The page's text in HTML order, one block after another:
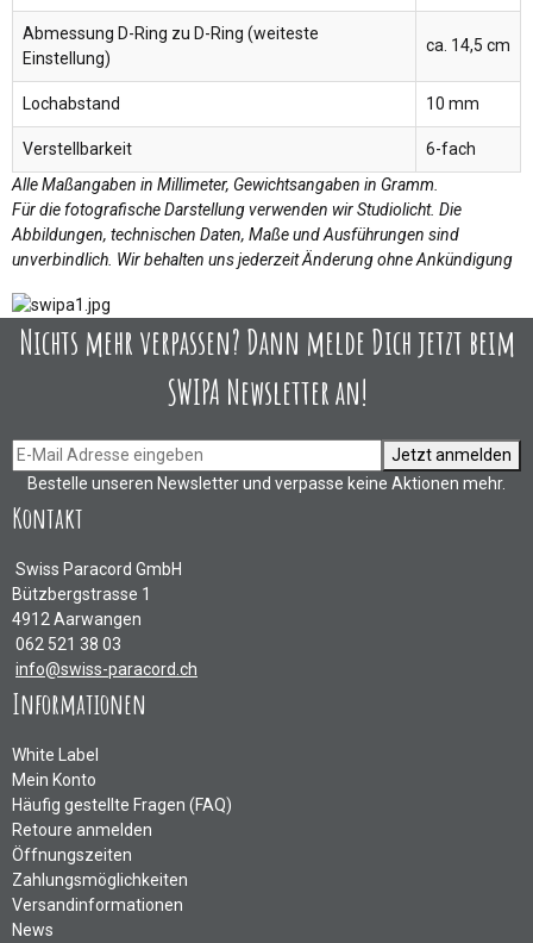
Abmessung D-Ring zu D-Ring (weiteste
Einstellung)
ca. 14,5 cm
Lochabstand 10 mm
Verstellbarkeit
6-fach
Alle Maßangaben in Millimeter, Gewichtsangaben in Gramm.
Für die fotografische Darstellung verwenden wir Studiolicht. Die
Abbildungen, technischen Daten, Maße und Ausführungen sind
unverbindlich. Wir behalten uns jederzeit Änderung ohne Ankündigung
Nichts mehr verpassen? Dann melde Dich jetzt beim
SWIPA Newsletter an!
Jetzt anmelden
Bestelle unseren Newsletter und verpasse keine Aktionen mehr.
Kontakt
Swiss Paracord GmbH
Bützbergstrasse 1
4912 Aarwangen
062 521 38 03
info@swiss-paracord.ch
Informationen
White Label
Mein Konto
Häufig gestellte Fragen (FAQ)
Retoure anmelden
Öffnungszeiten
Zahlungsmöglichkeiten
Versandinformationen
News